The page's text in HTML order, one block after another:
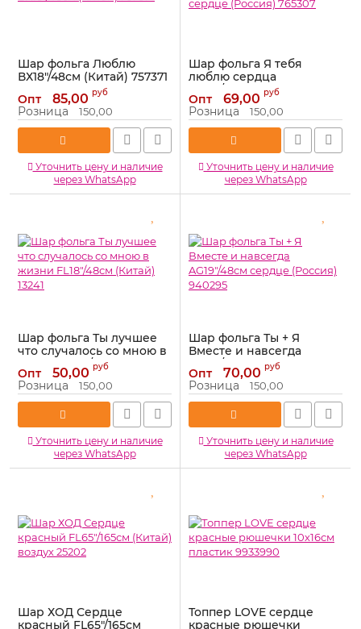
Шар фольга Люблю
ВХ18"/48см (Китай) 757371
Артикул: 757371
Опт 85,00 руб
Розница 150,00
Уточнить цену и наличие
через WhatsApp
Шар фольга Я тебя
люблю сердца
AG19"/48см сердце
(Россия) 765307
Артикул: 765307
Опт 69,00 руб
Розница 150,00
Уточнить цену и наличие
через WhatsApp
Шар фольга Ты лучшее
что случалось со мною в
жизни FL18"/48см (Китай)
13241
Артикул: 13241
Опт 50,00 руб
Розница 150,00
Уточнить цену и наличие
через WhatsApp
Шар фольга Ты + Я
Вместе и навсегда
AG19"/48см сердце
(Россия) 940295
Артикул: 940295
Опт 70,00 руб
Розница 150,00
Уточнить цену и наличие
через WhatsApp
Шар ХОД Сердце
красный FL65"/165см
Топпер LOVE сердце
красные рюшечки